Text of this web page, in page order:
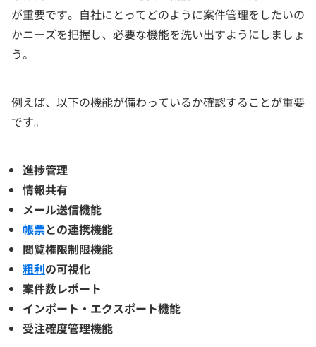
が重要です。自社にとってどのように案件管理をしたいの
かニーズを把握し、必要な機能を洗い出すようにしましょ
う。
例えば、以下の機能が備わっているか確認することが重要
です。
進捗管理
情報共有
メール送信機能
帳票との連携機能
閲覧権限制限機能
粗利の可視化
案件数レポート
インポート・エクスポート機能
受注確度管理機能